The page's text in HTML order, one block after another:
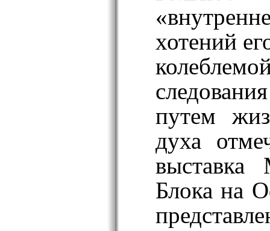
хотений
путем
духа
выставка
Блока на